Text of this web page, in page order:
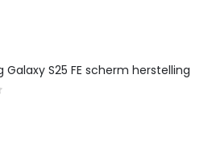
Galaxy S25 FE scherm herstelling